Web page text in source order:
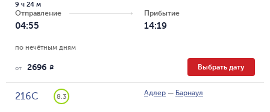
Отправление
04:55
9 ч 24 м
Прибытие
14:19
по нечётным дням
от 2696 R Выбрать дату
216С 8.3 Адлер — Барнаул